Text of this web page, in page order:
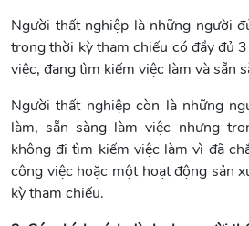
Người thất nghiệp là những người
trong thời kỳ tham chiếu có đầy đủ
việc, đang tìm kiếm việc làm và sẵn
Người thất nghiệp còn là những
làm, sẵn sàng làm việc nhưng
không đi tìm kiếm việc làm vì đã
công việc hoặc một hoạt động sản
kỳ tham chiếu.